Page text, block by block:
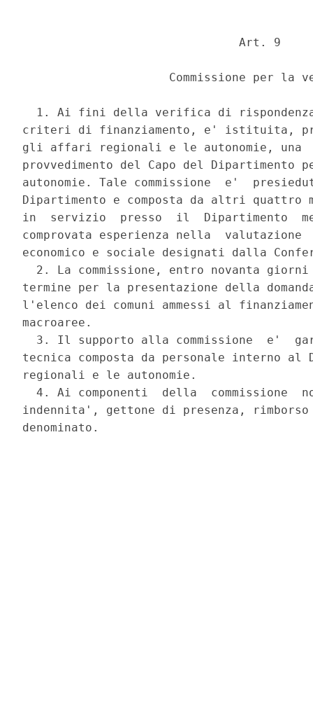
                               Art. 9
Commissione per la
1. Ai fini della verifica di
criteri di finanziamento, e' istituita,
gli affari regionali e le autonomie, una
provvedimento del Capo del
autonomie. Tale commissione  e'
Dipartimento e composta da altri
in  servizio  presso  il  Dipartimento
comprovata esperienza nella
economico e sociale designati dalla
2. La commissione, entro novanta
termine per la presentazione della
l'elenco dei comuni ammessi al
macroaree.
3. Il supporto alla commissione  e'
tecnica composta da personale interno
regionali e le autonomie.
4. Ai componenti  della  commissione
indennita', gettone di presenza, rimborso